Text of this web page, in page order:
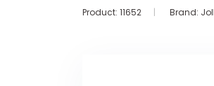
Product: 11652 Brand: